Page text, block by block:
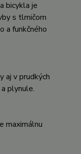
bicykla je
s tlmičom
a funkčného
aj v prudkých
plynule.
maximálnu